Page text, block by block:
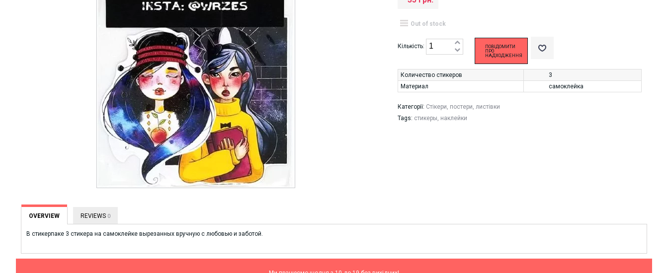
Out of stock
Кількість:
ПОВІДОМИТИ
ПРО
НАДХОДЖЕННЯ
Количество стикеров
3
Материал
самоклейка
Категорії: Стікери, постери, листівки
Tags: стикеры, наклейки
OVERVIEW REVIEWS 0
В стикерпаке 3 стикера на самоклейке вырезанных вручную с любовью и заботой.